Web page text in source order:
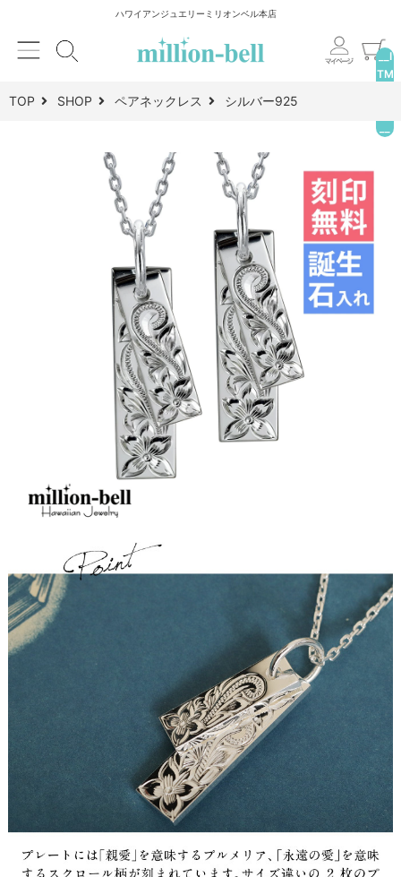
ハワイアンジュエリーミリオンベル本店
__I
TM
TOP SHOP ペアネックレス シルバー925